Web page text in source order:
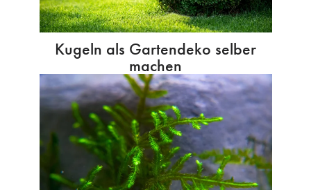
Kugeln als Gartendeko selber
machen